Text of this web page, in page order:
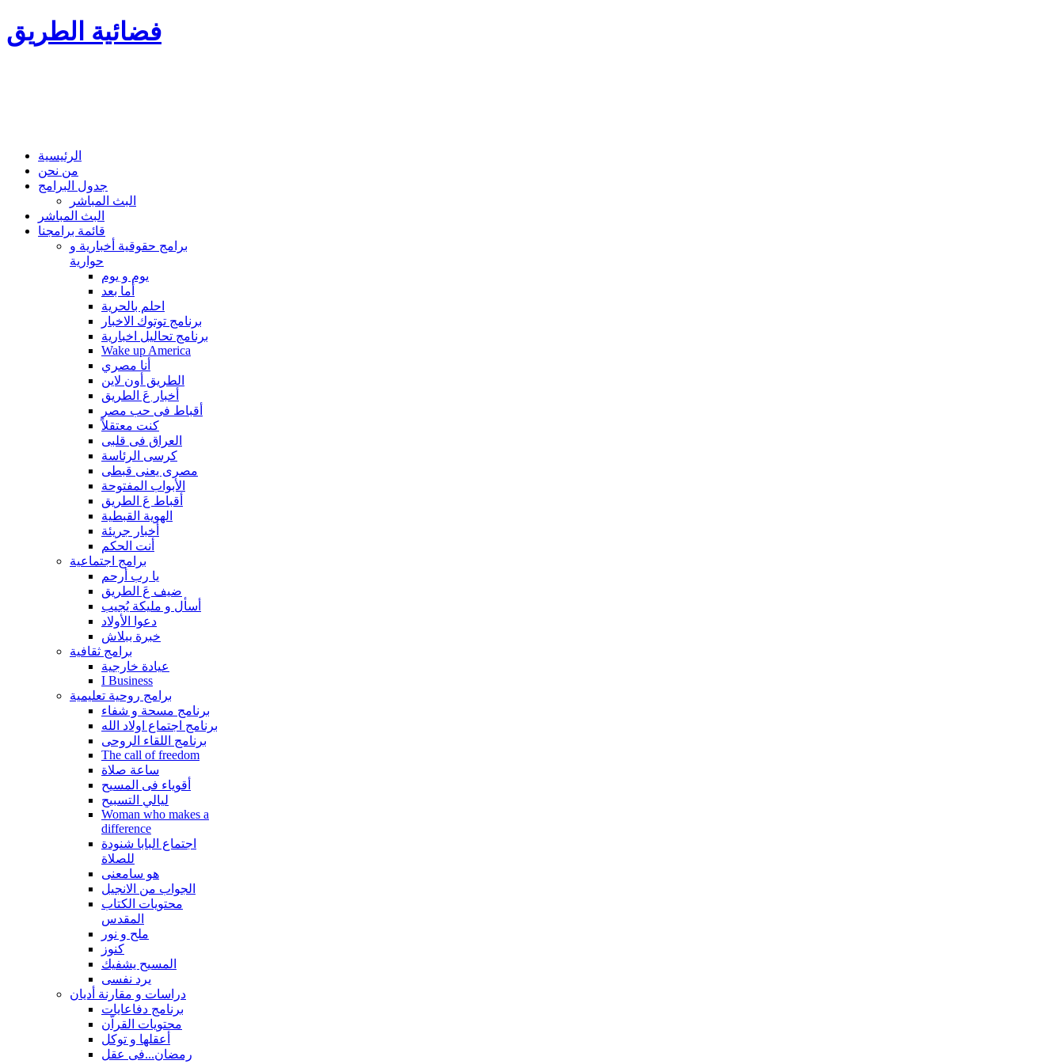
فضائية الطريق
الرئيسية
من نحن
جدول البرامج
البث المباشر
البث المباشر
قائمة برامجنا
برامج حقوقية أخبارية و
حوارية
يوم و يوم
أما بعد
احلم بالحرية
برنامج توتوك الاخبار
برنامج تحاليل اخبارية
Wake up America
أنا مصري
الطريق أون لاين
أخبار عَ الطريق
أقباط فى حب مصر
كنت معتقلاً
العراق فى قلبى
كرسى الرئاسة
مصرى يعنى قبطى
الأبواب المفتوحة
أقباط عَ الطريق
الهوية القبطية
أخبار جريئة
أنت الحكم
برامج اجتماعية
يا رب أرحم
ضيف عَ الطريق
أسأل و مليكة يُجيب
دعوا الأولاد
خبرة ببلاش
برامج ثقافية
عيادة خارجية
I Business
برامج روحية تعليمية
برنامج مسحة و شفاء
برنامج اجتماع اولاد الله
برنامج اللقاء الروحى
The call of freedom
ساعة صلاة
أقوياء فى المسيح
ليالي التسبيح
Woman who makes a
difference
اجتماع البابا شنودة
للصلاة
هو سامعنى
الجواب من الانجيل
محتويات الكتاب
المقدس
ملح و نور
كنوز
المسيح يشفيك
يرد نفسى
دراسات و مقارنة أديان
برنامج دفاعايات
محتويات القراّن
أعقلها و توكل
رمضان...فى عقل